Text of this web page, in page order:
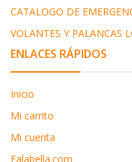
CATALOGO DE
VOLANTES Y PALANCAS
ENLACES RÁPIDOS
Inicio
Mi carrito
Mi cuenta
Falabella.com